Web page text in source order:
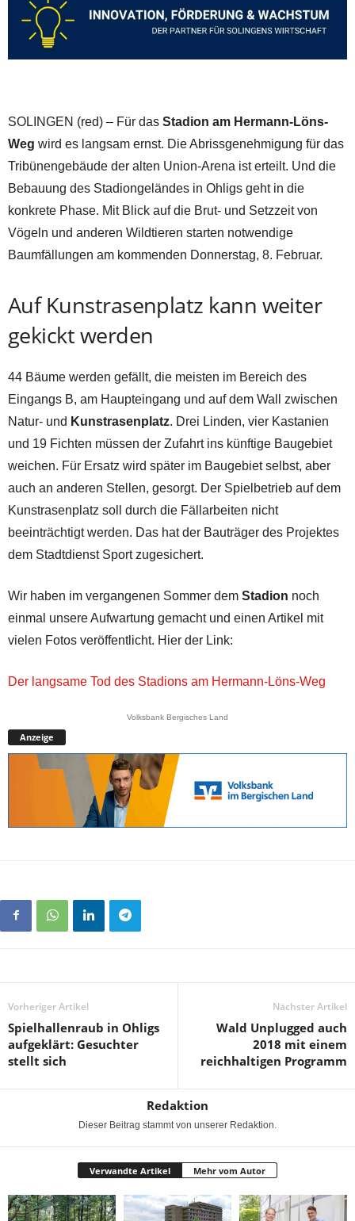
SOLINGEN (red) – Für das Stadion am Hermann-Löns-
Weg wird es langsam ernst. Die Abrissgenehmigung für das
Tribünengebäude der alten Union-Arena ist erteilt. Und die
Bebauung des Stadiongeländes in Ohligs geht in die
konkrete Phase. Mit Blick auf die Brut- und Setzzeit von
Vögeln und anderen Wildtieren starten notwendige
Baumfällungen am kommenden Donnerstag, 8. Februar.
Auf Kunstrasenplatz kann weiter
gekickt werden
44 Bäume werden gefällt, die meisten im Bereich des
Eingangs B, am Haupteingang und auf dem Wall zwischen
Natur- und Kunstrasenplatz. Drei Linden, vier Kastanien
und 19 Fichten müssen der Zufahrt ins künftige Baugebiet
weichen. Für Ersatz wird später im Baugebiet selbst, aber
auch an anderen Stellen, gesorgt. Der Spielbetrieb auf dem
Kunstrasenplatz soll durch die Fällarbeiten nicht
beeinträchtigt werden. Das hat der Bauträger des Projektes
dem Stadtdienst Sport zugesichert.
Wir haben im vergangenen Sommer dem Stadion noch
einmal unsere Aufwartung gemacht und einen Artikel mit
vielen Fotos veröffentlicht. Hier der Link:
Der langsame Tod des Stadions am Hermann-Löns-Weg
Volksbank Bergisches Land
Anzeige
Vorheriger Artikel
Spielhallenraub in Ohligs
aufgeklärt: Gesuchter
stellt sich
Nächster Artikel
Wald Unplugged auch
2018 mit einem
reichhaltigen Programm
Redaktion
Dieser Beitrag stammt von unserer Redaktion.
Verwandte Artikel Mehr vom Autor